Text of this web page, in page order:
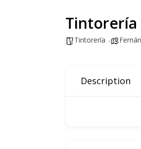
Tintorería
Tintorería
Description